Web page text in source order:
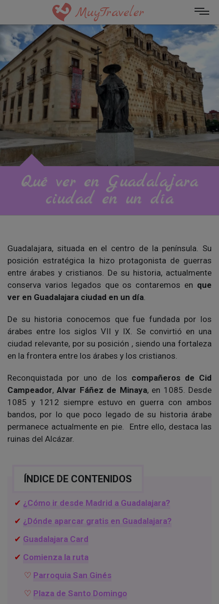
MuyTraveler
Qué ver en Guadalajara
ciudad en un día
Guadalajara, situada en el centro de la península. Su
posición estratégica la hizo protagonista de guerras
entre árabes y cristianos. De su historia, actualmente
conserva varios legados que os contaremos en que
ver en Guadalajara ciudad en un día.
De su historia conocemos que fue fundada por los
árabes entre los siglos VII y IX. Se convirtió en una
ciudad relevante, por su posición , siendo una fortaleza
en la frontera entre los árabes y los cristianos.
Reconquistada por uno de los compañeros de Cid
Campeador,Alvar Fáñez de Minaya, en 1085. Desde
1085 y 1212 siempre estuvo en guerra con ambos
bandos, por lo que poco legado de su historia árabe
permanece actualmente en pie. Entre ello, destaca las
ruinas del Alcázar.
ÍNDICE DE CONTENIDOS
¿Cómo ir desde Madrid a Guadalajara?
¿Dónde aparcar gratis en Guadalajara?
Guadalajara Card
Comienza la ruta
Parroquia San Ginés
Plaza de Santo Domingo